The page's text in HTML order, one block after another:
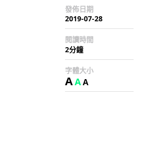
發佈日期
2019-07-28
閱讀時間
2分鐘
字體大小
AAA